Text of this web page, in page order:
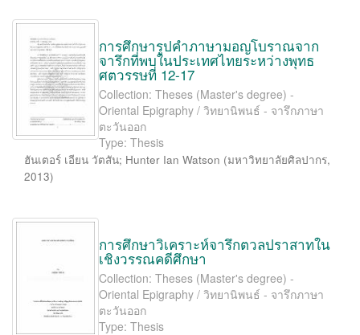
การศึกษารูปคำภาษามอญโบราณจาก
จารึกที่พบในประเทศไทยระหว่างพุทธ
ศตวรรษที่ 12-17
Collection: Theses (Master's degree) -
Oriental Epigraphy / วิทยานิพนธ์ - จารึกภาษา
ตะวันออก
Type: Thesis
ฮันเตอร์ เอียน วัตสัน; Hunter Ian Watson (มหาวิทยาลัยศิลปากร,
2013)
การศึกษาวิเคราะห์จารึกตวลปราสาทใน
เชิงวรรณคดีศึกษา
Collection: Theses (Master's degree) -
Oriental Epigraphy / วิทยานิพนธ์ - จารึกภาษา
ตะวันออก
Type: Thesis